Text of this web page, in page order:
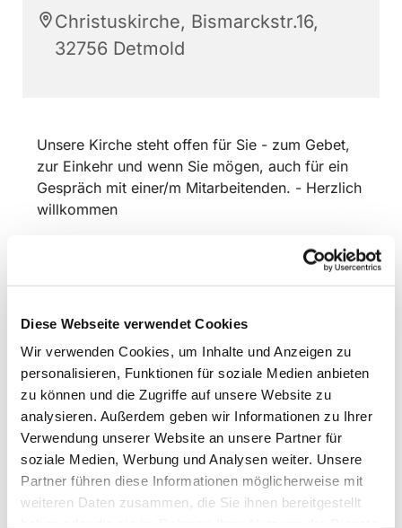
Diese Webseite verwendet Cookies
Wir verwenden Cookies, um Inhalte und Anzeigen zu
personalisieren, Funktionen für soziale Medien anbieten
zu können und die Zugriffe auf unsere Website zu
analysieren. Außerdem geben wir Informationen zu Ihrer
Verwendung unserer Website an unsere Partner für
soziale Medien, Werbung und Analysen weiter. Unsere
Partner führen diese Informationen möglicherweise mit
weiteren Daten zusammen, die Sie ihnen bereitgestellt
Christuskirche, Bismarckstr.16,
32756 Detmold
Unsere Kirche steht offen für Sie - zum Gebet,
zur Einkehr und wenn Sie mögen, auch für ein
Gespräch mit einer/m Mitarbeitenden. - Herzlich
willkommen